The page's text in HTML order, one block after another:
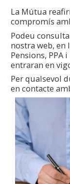
La Mútua
compromís
Podeu
nostra web, en
Pensions, PPA
entraran en
Per qualsevol
en contacte